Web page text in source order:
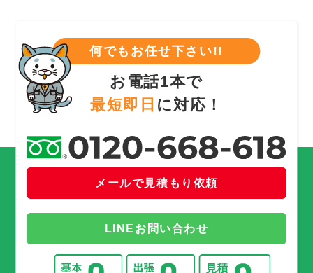
何でもお任せ下さい!!
お電話1本で
最短即日 に対応！
メールで見積もり依頼
LINEお問い合わせ